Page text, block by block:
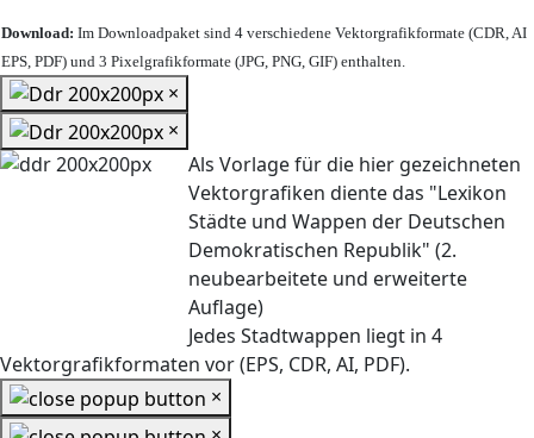
Download: Im Downloadpaket sind 4 verschiedene Vektorgrafikformate (CDR, AI
EPS, PDF) und 3 Pixelgrafikformate (JPG, PNG, GIF) enthalten.
×
×
Als Vorlage für die hier gezeichneten
Vektorgrafiken diente das "Lexikon
Städte und Wappen der Deutschen
Demokratischen Republik" (2.
neubearbeitete und erweiterte
Auflage)
Jedes Stadtwappen liegt in 4
Vektorgrafikformaten vor (EPS, CDR, AI, PDF).
×